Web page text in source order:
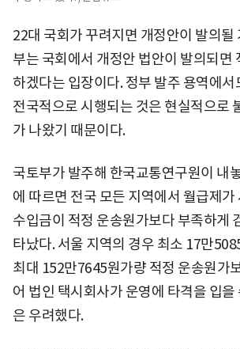
22대 국회가 꾸려지면 개정안이 발의될
부는 국회에서 개정안 법안이 발의되면
하겠다는 입장이다. 정부 발주 용역에서
전국적으로 시행되는 것은 현실적으로
가 나왔기 때문이다.
국토부가 발주해 한국교통연구원이 내
에 따르면 전국 모든 지역에서 월급제가
수입금이 적정 운송원가보다 부족하게
타났다. 서울 지역의 경우 최소 17만
최대 152만7645원가량 적정 운송원가
어 법인 택시회사가 운영에 타격을 입을
은 우려했다.